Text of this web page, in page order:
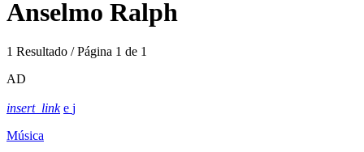
Anselmo Ralph
1 Resultado / Página 1 de 1
AD
insert_link
Música